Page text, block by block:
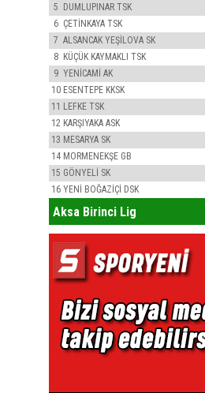
5 DUMLUPINAR TSK
6 ÇETİNKAYA TSK
7 ALSANCAK YEŞİLOVA SK
8 KÜÇÜK KAYMAKLI TSK
9 YENİCAMİ AK
10 ESENTEPE KKSK
11 LEFKE TSK
12 KARŞIYAKA ASK
13 MESARYA SK
14 MORMENEKŞE GB
15 GÖNYELİ SK
16 YENİ BOĞAZİÇİ DSK
Aksa Birinci Lig